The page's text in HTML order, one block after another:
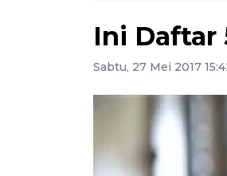
Ini Daftar
Sabtu, 27 Mei 2017